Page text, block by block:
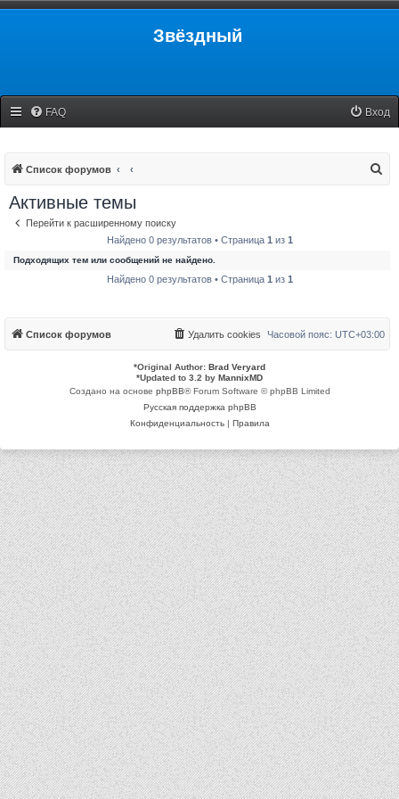
Звёздный
FAQ Вход
Список форумов
Активные темы
Перейти к расширенному поиску
Найдено 0 результатов • Страница 1 из 1
Подходящих тем или сообщений не найдено.
Найдено 0 результатов • Страница 1 из 1
Список форумов Часовой пояс: UTC+03:00
Удалить cookies
*Original Author: Brad Veryard
*Updated to 3.2 by MannixMD
Создано на основе phpBB® Forum Software © phpBB Limited
Русская поддержка phpBB
Конфиденциальность| Правила